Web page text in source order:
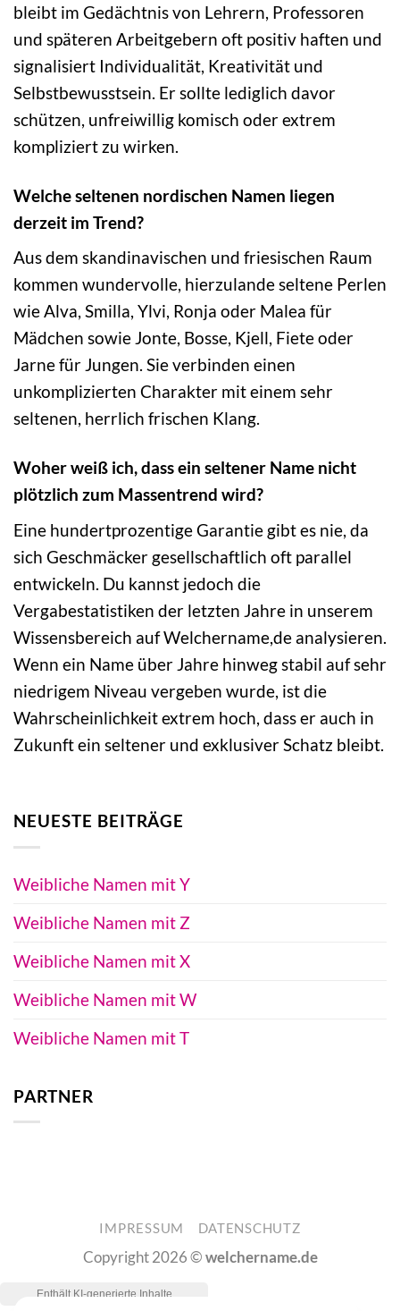
bleibt im Gedächtnis von Lehrern, Professoren
und späteren Arbeitgebern oft positiv haften und
signalisiert Individualität, Kreativität und
Selbstbewusstsein. Er sollte lediglich davor
schützen, unfreiwillig komisch oder extrem
kompliziert zu wirken.
Welche seltenen nordischen Namen liegen
derzeit im Trend?
Aus dem skandinavischen und friesischen Raum
kommen wundervolle, hierzulande seltene Perlen
wie Alva, Smilla, Ylvi, Ronja oder Malea für
Mädchen sowie Jonte, Bosse, Kjell, Fiete oder
Jarne für Jungen. Sie verbinden einen
unkomplizierten Charakter mit einem sehr
seltenen, herrlich frischen Klang.
Woher weiß ich, dass ein seltener Name nicht
plötzlich zum Massentrend wird?
Eine hundertprozentige Garantie gibt es nie, da
sich Geschmäcker gesellschaftlich oft parallel
entwickeln. Du kannst jedoch die
Vergabestatistiken der letzten Jahre in unserem
Wissensbereich auf Welchername,de analysieren.
Wenn ein Name über Jahre hinweg stabil auf sehr
niedrigem Niveau vergeben wurde, ist die
Wahrscheinlichkeit extrem hoch, dass er auch in
Zukunft ein seltener und exklusiver Schatz bleibt.
NEUESTE BEITRÄGE
Weibliche Namen mit Y
Weibliche Namen mit Z
Weibliche Namen mit X
Weibliche Namen mit W
Weibliche Namen mit T
PARTNER
IMPRESSUM DATENSCHUTZ
Copyright 2026 ©welchername.de